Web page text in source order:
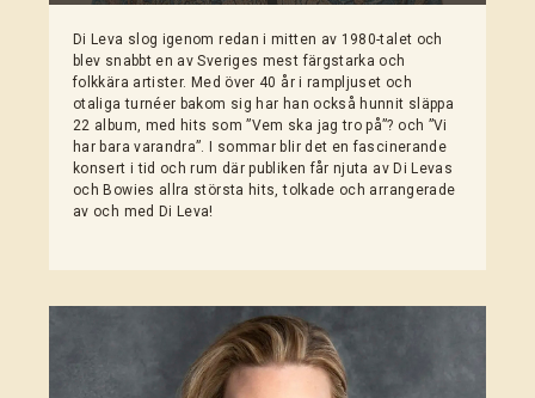
Di Leva slog igenom redan i mitten av 1980-talet och
blev snabbt en av Sveriges mest färgstarka och
folkkära artister. Med över 40 år i rampljuset och
otaliga turnéer bakom sig har han också hunnit släppa
22 album, med hits som ”Vem ska jag tro på”? och ”Vi
har bara varandra”. I sommar blir det en fascinerande
konsert i tid och rum där publiken får njuta av Di Levas
och Bowies allra största hits, tolkade och arrangerade
av och med Di Leva!